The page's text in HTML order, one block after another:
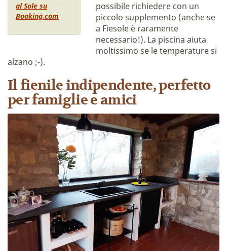
al Sole su
Booking.com
possibile richiedere con un
piccolo supplemento (anche se
a Fiesole è raramente
necessario!). La piscina aiuta
moltissimo se le temperature si
alzano ;-).
Il fienile indipendente, perfetto
per famiglie e amici